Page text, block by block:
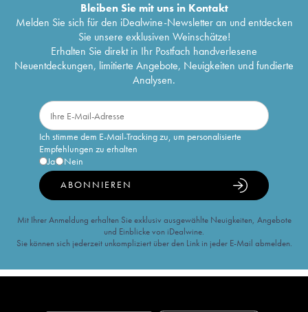
Bleiben Sie mit uns in Kontakt
Melden Sie sich für den iDealwine-Newsletter an und entdecken
Sie unsere exklusiven Weinschätze!
Erhalten Sie direkt in Ihr Postfach handverlesene
Neuentdeckungen, limitierte Angebote, Neuigkeiten und fundierte
Analysen.
Ich stimme dem E-Mail-Tracking zu, um personalisierte
Empfehlungen zu erhalten
Ja
Nein
ABONNIEREN
Mit Ihrer Anmeldung erhalten Sie exklusiv ausgewählte Neuigkeiten, Angebote
und Einblicke von iDealwine.
Sie können sich jederzeit unkompliziert über den Link in jeder E-Mail abmelden.